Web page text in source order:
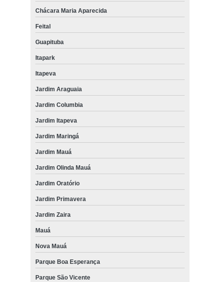
Chácara Maria Aparecida
Feital
Guapituba
Itapark
Itapeva
Jardim Araguaia
Jardim Columbia
Jardim Itapeva
Jardim Maringá
Jardim Mauá
Jardim Olinda Mauá
Jardim Oratório
Jardim Primavera
Jardim Zaira
Mauá
Nova Mauá
Parque Boa Esperança
Parque São Vicente